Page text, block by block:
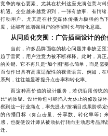
竞争的核心要素。尤其在杭州这座充满创意与
机遇。企业越来越意识到，一张有故事、有情
打动用户。尤其是在社交媒体传播力极强的当
度，还能有效增强用户的停留时长与转化意愿。
从同质化突围：广告插画设计的
当前，许多品牌面临的核心问题并非缺乏预
趋于雷同，用户注意力被不断稀释。此时，真
的关键。它不再只是“加个图”那么简单，而是
而创作出具有高度适配性的视觉语言。例如，
系列，往往能显著提升点击率和转化率。
而这种高价值的设计服务，若仍沿用传统的
比”的质疑。设计师也可能陷入无休止的修改循
察到这一行业痛点，率先提出“按项目成果阶梯
的传播目标（如点击量、分享数、转化率等）
感，也促使设计师从被动执行转向主动思考品牌
迁。